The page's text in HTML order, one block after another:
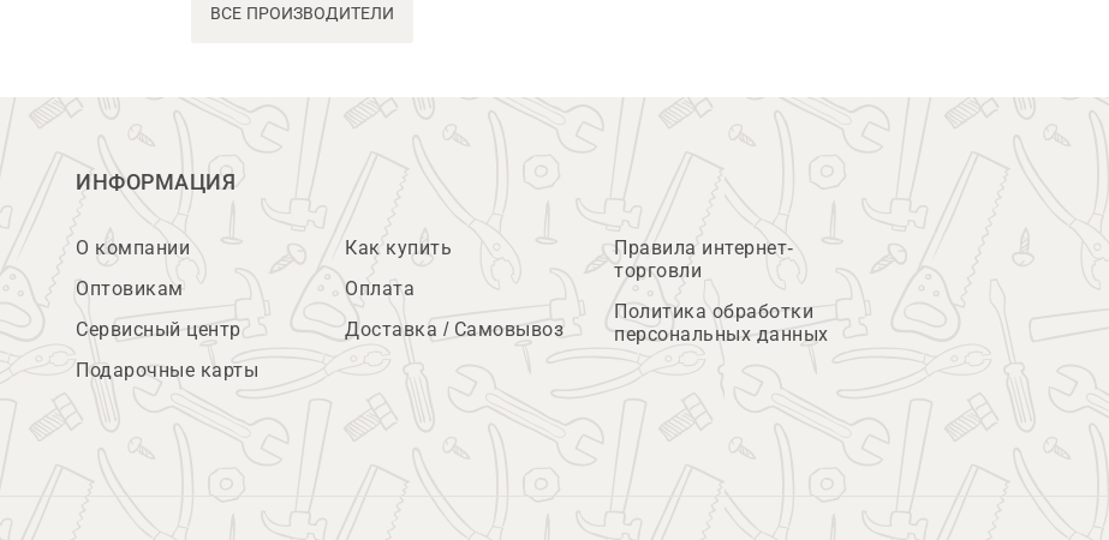
ВСЕ ПРОИЗВОДИТЕЛИ
ИНФОРМАЦИЯ
О компании
Оптовикам
Сервисный центр
Подарочные карты
Как купить
Оплата
Доставка / Самовывоз
Правила интернет-
торговли
Политика обработки
персональных данных